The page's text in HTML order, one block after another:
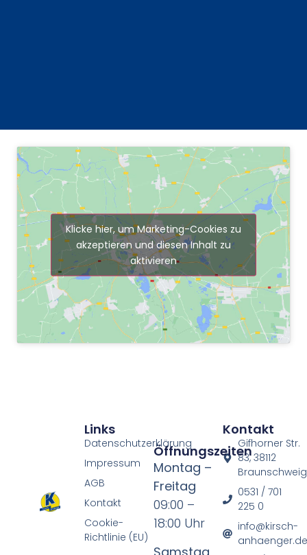
Klicke hier, um Marketing-Cookies zu
akzeptieren und diesen Inhalt zu
aktivieren
Kontakt
Gifhorner Str.
83, 38112
Braunschweig
0531 / 701
225 0
info@kirsch-
Öffnungszeiten
Montag –
Freitag
09:00 –
18:00 Uhr
Links
Datenschutzerklärung
Impressum
AGB
Kontakt
Cookie-
Richtlinie (EU)